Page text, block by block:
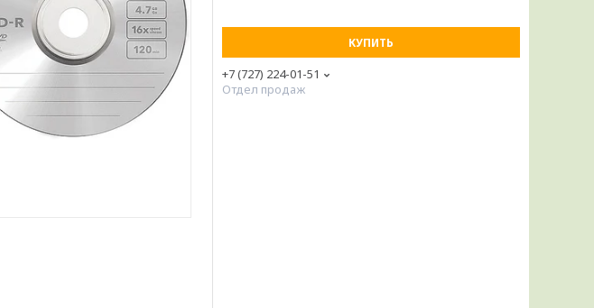
КУПИТЬ
+7 (727) 224-01-51
Отдел продаж